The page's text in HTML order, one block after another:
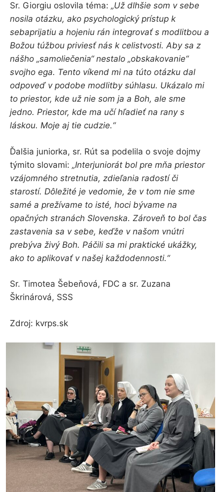
Sr. Giorgiu oslovila téma: „Už dlhšie som v sebe
nosila otázku, ako psychologický prístup k
sebaprijatiu a hojeniu rán integrovať s modlitbou a
Božou túžbou priviesť nás k celistvosti. Aby sa z
nášho „samoliečenia“ nestalo „obskakovanie“
svojho ega. Tento víkend mi na túto otázku dal
odpoveď v podobe modlitby súhlasu. Ukázalo mi
to priestor, kde už nie som ja a Boh, ale sme
jedno. Priestor, kde ma učí hľadieť na rany s
láskou. Moje aj tie cudzie.“
Ďalšia juniorka, sr. Rút sa podelila o svoje dojmy
týmito slovami: „Interjuniorát bol pre mňa priestor
vzájomného stretnutia, zdieľania radostí či
starostí. Dôležité je vedomie, že v tom nie sme
samé a prežívame to isté, hoci bývame na
opačných stranách Slovenska. Zároveň to bol čas
zastavenia sa v sebe, keďže v našom vnútri
prebýva živý Boh. Páčili sa mi praktické ukážky,
ako to aplikovať v našej každodennosti.“
Sr. Timotea Šebeňová, FDC a sr. Zuzana
Škrinárová, SSS
Zdroj: kvrps.sk